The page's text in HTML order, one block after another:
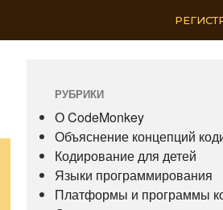
РУБРИКИ
О CodeMonkey
Объяснение концепций
Кодирование для детей
Языки программирования
Платформы и программы